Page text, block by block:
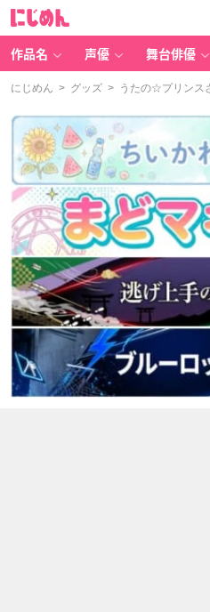
作品名 声優 舞台俳優
にじめん > グッズ > うたの☆プリンス